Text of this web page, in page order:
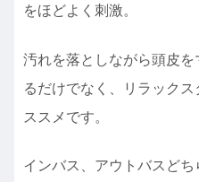
をほどよく刺激。
汚れを落としながら頭皮
るだけでなく、リラック
ススメです。
インバス、アウトバスどち